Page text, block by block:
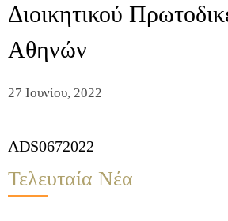
Διοικητικού
Αθηνών
27 Ιουνίου, 2022
ADS0672022
Τελευταία Νέα